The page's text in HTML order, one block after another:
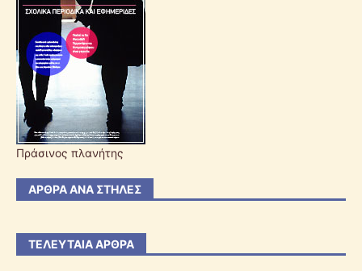
Πράσινος πλανήτης
ΆΡΘΡΑ ΑΝΆ ΣΤΉΛΕΣ
ΤΕΛΕΥΤΑΊΑ ΆΡΘΡΑ